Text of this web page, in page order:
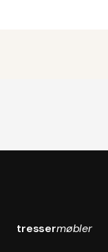
tressermøbler